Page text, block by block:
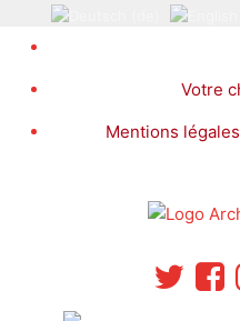
Votre
Mentions